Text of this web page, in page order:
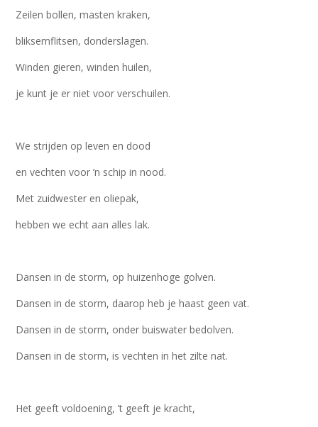
Zeilen bollen, masten kraken,
bliksemflitsen, donderslagen.
Winden gieren, winden huilen,
je kunt je er niet voor verschuilen.
We strijden op leven en dood
en vechten voor ’n schip in nood.
Met zuidwester en oliepak,
hebben we echt aan alles lak.
Dansen in de storm, op huizenhoge golven.
Dansen in de storm, daarop heb je haast geen vat.
Dansen in de storm, onder buiswater bedolven.
Dansen in de storm, is vechten in het zilte nat.
Het geeft voldoening, ’t geeft je kracht,